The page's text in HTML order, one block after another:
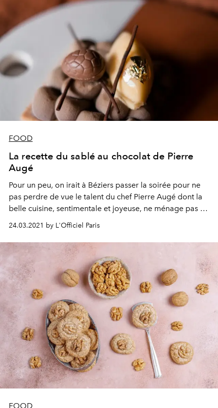
FOOD
La recette du sablé au chocolat de Pierre
Augé
Pour un peu, on irait à Béziers passer la soirée pour ne
pas perdre de vue le talent du chef Pierre Augé dont la
belle cuisine, sentimentale et joyeuse, ne ménage pas sa
(dans tous les sens du terme) recette de sablé au
chocolat.
24.03.2021 by L'Officiel Paris
FOOD